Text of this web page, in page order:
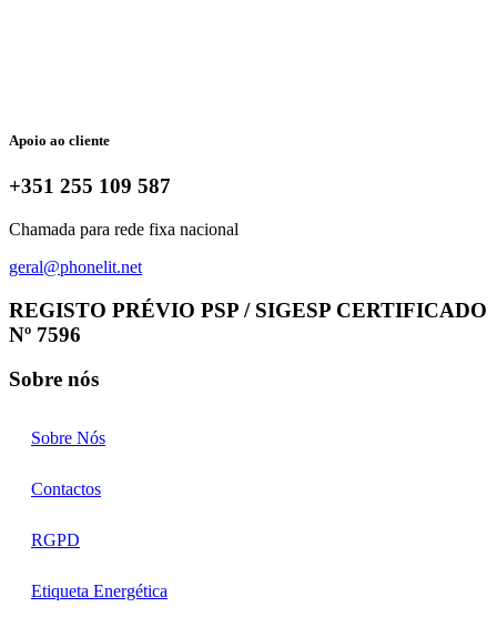
Apoio ao cliente
+351 255 109 587
Chamada para rede fixa nacional
geral@phonelit.net
REGISTO PRÉVIO PSP / SIGESP CERTIFICADO
Nº 7596
Sobre nós
Sobre Nós
Contactos
RGPD
Etiqueta Energética